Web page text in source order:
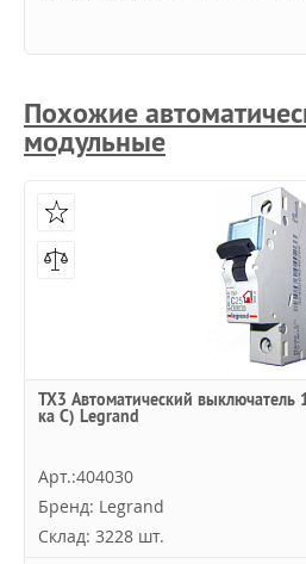
Похожие
модульные
TX3 Автоматический
ка C) Legrand
Арт.:404030
Бренд: Legrand
Склад: 3228 шт.